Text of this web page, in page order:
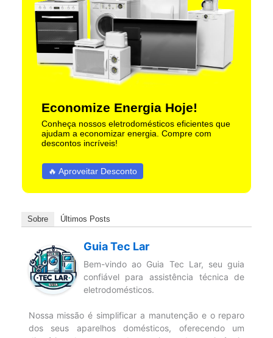
Economize Energia Hoje!
Conheça nossos eletrodomésticos eficientes que
ajudam a economizar energia. Compre com
descontos incríveis!
🔥 Aproveitar Desconto
Sobre Últimos Posts
Guia Tec Lar
Bem-vindo ao Guia Tec Lar, seu guia
confiável para assistência técnica de
eletrodomésticos.
Nossa missão é simplificar a manutenção e o reparo
dos seus aparelhos domésticos, oferecendo um